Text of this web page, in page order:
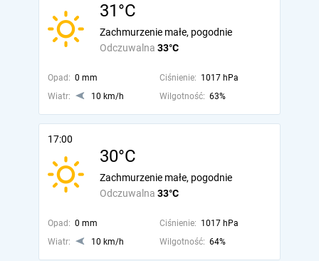
31°C
Odczuwalna 33°C
Zachmurzenie małe, pogodnie
Opad: 0 mm Ciśnienie: 1017 hPa
Wiatr:
10 km/h Wilgotność: 63%
17:00
30°C
Odczuwalna 33°C
Zachmurzenie małe, pogodnie
Opad: 0 mm Ciśnienie: 1017 hPa
Wiatr:
10 km/h Wilgotność: 64%